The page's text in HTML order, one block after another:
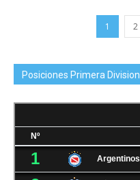
1 2
Posiciones Primera Division